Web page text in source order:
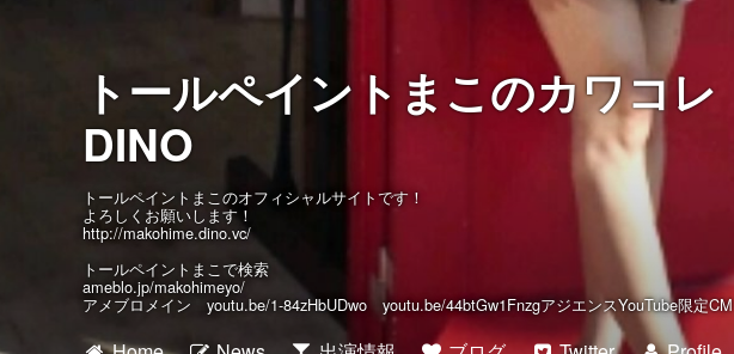
トールペイントまこのカワコレ
DINO
トールペイントまこのオフィシャルサイトです！
よろしくお願いします！
http://makohime.dino.vc/
トールペイントまこで検索
ameblo.jp/makohimeyo/
アメブロメイン youtu.be/1-84zHbUDwo youtu.be/44btGw1FnzgアジエンスYouTube限定CM